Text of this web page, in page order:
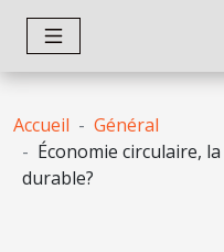
Accueil
Général
Économie circulaire,
durable?